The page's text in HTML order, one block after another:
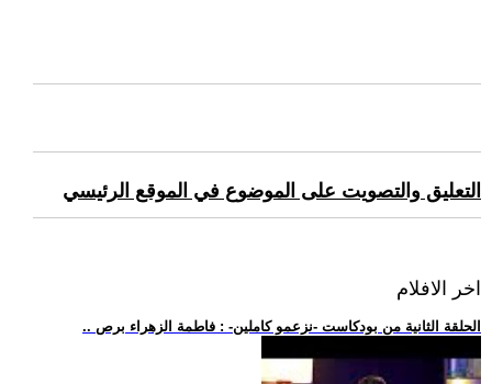
التعليق والتصويت على الموضوع في الموقع الرئيسي
اخر الافلام
.. الحلقة الثانية من بودكاست -نزعمو كاملين- : فاطمة الزهراء برص